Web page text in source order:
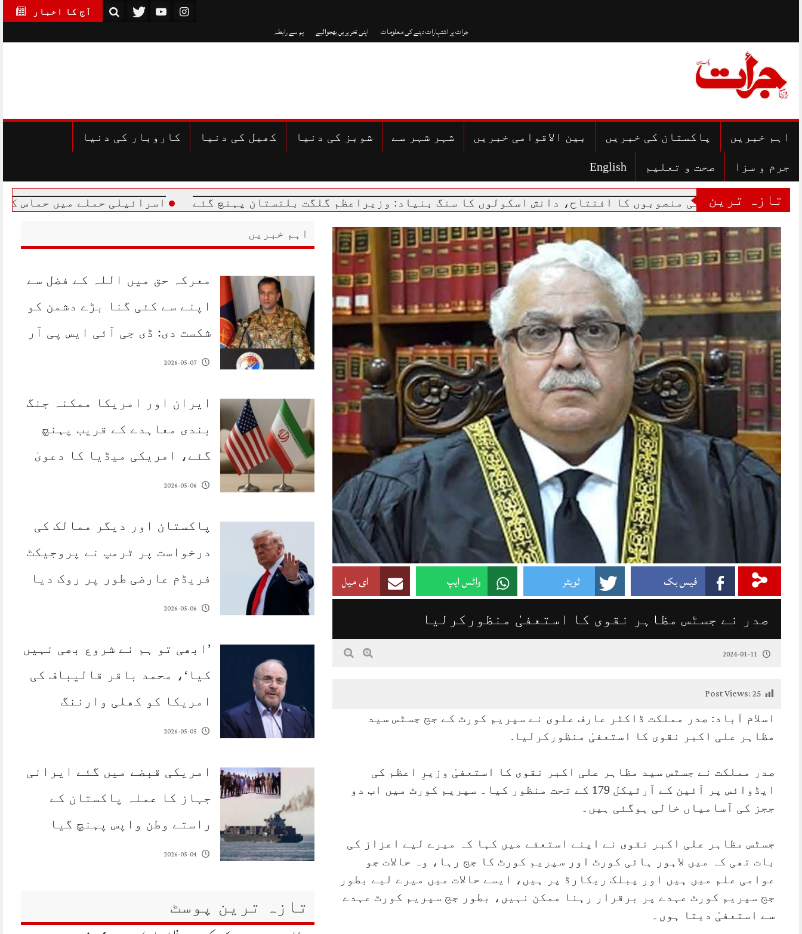
آج کا اخبار
جرات پر اشتہارات دینے کی معلومات اپنی تحریریں بھجوائیے ہم سے رابطہ
اہم خبریں پاکستان کی خبریں بین الاقوامی خبریں شہر شہر سے شوبز کی دنیا کھیل کی دنیا کاروبار کی دنیا
جرم و سزا صحت و تعلیم English
تازہ ترین
ترقیاتی منصوبوں کا افتتاح، دانش اسکولوں کا سنگ بنیاد: وزیراعظم گلگت بلتستان پہنچ گئے اسرائیلی حملے میں حماس کے مرکزی
فیس بک ٹویٹر واٹس ایپ ای میل
صدر نے جسٹس مظاہر نقوی کا استعفیٰ منظورکرلیا
2024-01-11
Post Views:25
اسلام آباد: صدر مملکت ڈاکٹر عارف علوی نے سپریم کورٹ کے جج جسٹس سید
مظاہر علی اکبر نقوی کا استعفیٰ منظورکرلیا.
صدر مملکت نے جسٹس سید مظاہر علی اکبر نقوی کا استعفیٰ وزیرِ اعظم کی
ایڈوائس پر آئین کے آرٹیکل 179 کے تحت منظور کیا۔ سپریم کورٹ میں اب دو
ججز کی آسامیاں خالی ہوگئی ہیں۔
جسٹس مظاہر علی اکبر نقوی نے اپنے استعفے میں کہا کہ میرے لیے اعزاز کی
بات تھی کہ میں لاہور ہائی کورٹ اور سپریم کورٹ کا جج رہا، وہ حالات جو
عوامی علم میں ہیں اور پبلک ریکارڈ پر ہیں، ایسے حالات میں میرے لیے بطور
جج سپریم کورٹ عہدے پر برقرار رہنا ممکن نہیں، بطور جج سپریم کورٹ عہدے
سے استعفیٰ دیتا ہوں۔
اہم خبریں
معرکہ حق میں اللہ کے فضل سے
اپنے سے کئی گنا بڑے دشمن کو
شکست دی: ڈی جی آئی ایس پی آر
2026-05-07
ایران اور امریکا ممکنہ جنگ
بندی معاہدے کے قریب پہنچ
گئے، امریکی میڈیا کا دعویٰ
2026-05-06
پاکستان اور دیگر ممالک کی
درخواست پر ٹرمپ نے پروجیکٹ
فریڈم عارضی طور پر روک دیا
2026-05-06
’ابھی تو ہم نے شروع بھی نہیں
کیا‘، محمد باقر قالیباف کی
امریکا کو کھلی وارننگ
2026-05-05
امریکی قبضے میں گئے ایرانی
جہاز کا عملہ پاکستان کے
راستے وطن واپس پہنچ گیا
2026-05-04
تازہ ترین پوسٹ